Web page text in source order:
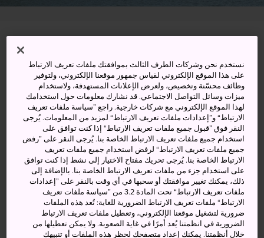
عرض على خرائط غوغل (Google Maps)
الحصول على معلومات العبور
الكلمات المفتاحية الخريطة
بحيرة كبيرة غارقة في الأساطير
بحيرة كويامايكي هي بحيرة خلابة تقع إلى الغرب منمدينة
توتوري
. وبسبب محيطها الذي يبلغ نحو 16 كيلومترًا، تُعد هذه
البحيرة أكبر بِركة في اليابان. ويصب في هذه البحيرة ستة أنهار
نستخدم نحن وشركات الطرف الثالث بموافقتك ملفات تعريف الارتباط
على هذا الموقع الإلكتروني لقياس جمهور موقعنا الإلكتروني، ولتوفير
وظائف محسّنة وتخصيص، ولعرض الإعلانات المستهدفة، ولاستخدام
ميزات وسائل التواصل الاجتماعي. قد نشارك معلومات حول استخدامك
لهذا الموقع الإلكتروني مع شركات خارجية. راجع ”سياسة ملفات تعريف
الارتباط“ و”إعدادات ملفات تعريف الارتباط“ لمزيد من المعلومات. يُرجى
النقر فوق ”قبول جميع ملفات تعريف الارتباط“ إذا كنت توافق على
استخدام جميع ملفات تعريف الارتباط الخاصة بنا. يُرجى النقر على ”رفض
جميع ملفات تعريف الارتباط“ لرفض استخدام جميع ملفات تعريف
الارتباط الخاصة بنا. يُرجى تحريك مفتاح الاختيار إلى نشط إذا كنت توافق
على استخدام جزء من ملفات تعريف الارتباط الخاصة بنا. بالإضافة إلى
ذلك، يمكنك تغيير موافقتك أو سحبها في أي وقت بالنقر على ”إعدادات
ملفات تعريف الارتباط“ تحت المادة 3.2 من ”سياسة ملفات تعريف
الارتباط“ ملفات تعريف الارتباط الضرورية للغاية: تُعد هذه الملفات
ضرورية لتشغيل موقعنا الإلكتروني، وتعطيل ملفات تعريف الارتباط
الضرورية في انظمتنا يُعد أمرًا في غاية الصعوبة. ولا يمكن تعطيلها من
خلال أنظمتنا. يمكنك إعداد متصفحك لحظر هذه الملفات أو تنبيهك